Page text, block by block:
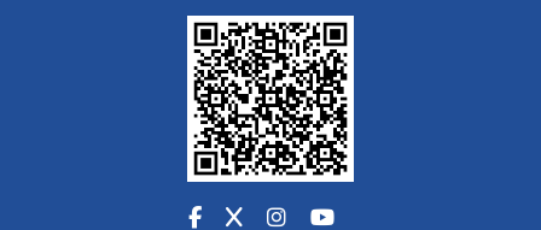
Facebook
X Instagram
YouTube